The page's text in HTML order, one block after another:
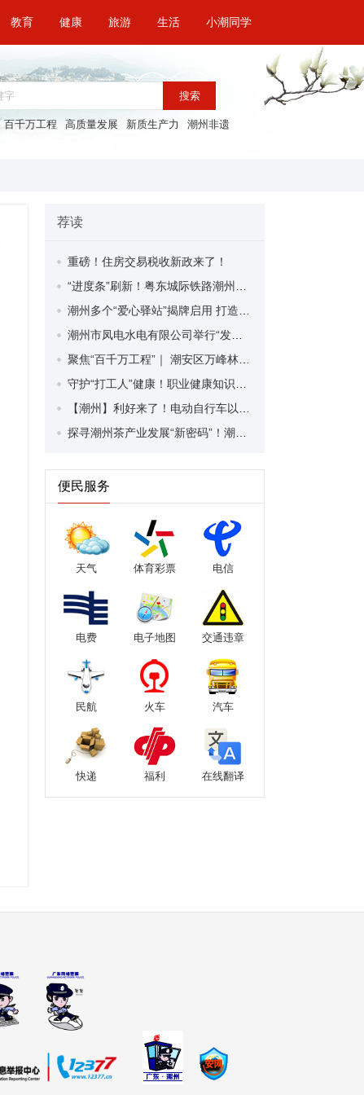
教育 健康 旅游 生活 小潮同学
搜索
百千万工程 高质量发展 新质生产力 潮州非遗
荐读
重磅！住房交易税收新政来了！
便民服务
天气 体育彩票 电信
电费 电子地图 交通违章
民航 火车 汽车
快递 福利 在线翻译